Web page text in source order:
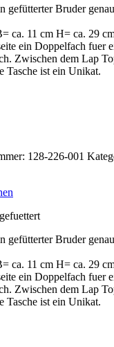
gefütterter Bruder
ca. 11 cm H= ca. 29
ein Doppelfach
Zwischen dem Lap
Tasche ist ein Unikat.
128-226-001
gefütterter Bruder
ca. 11 cm H= ca. 29
ein Doppelfach
Zwischen dem Lap
Tasche ist ein Unikat.